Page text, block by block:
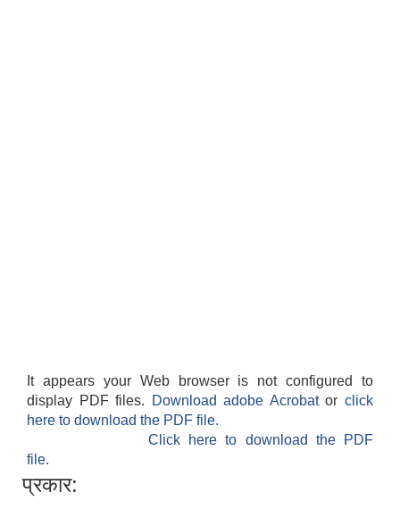
It appears your Web browser is not configured to
display PDF files.
Download adobe Acrobatorclick
here to download the PDF file.
Click here to download the PDF
file.
प्रकार: